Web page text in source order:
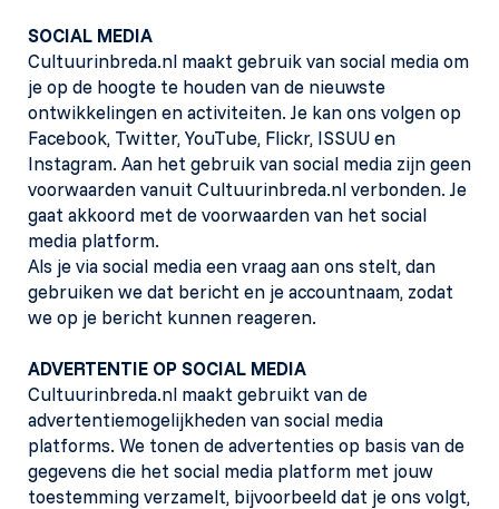
SOCIAL MEDIA
Cultuurinbreda.nl maakt gebruik van social media om
je op de hoogte te houden van de nieuwste
ontwikkelingen en activiteiten. Je kan ons volgen op
Facebook, Twitter, YouTube, Flickr, ISSUU en
Instagram. Aan het gebruik van social media zijn geen
voorwaarden vanuit Cultuurinbreda.nl verbonden. Je
gaat akkoord met de voorwaarden van het social
media platform.
Als je via social media een vraag aan ons stelt, dan
gebruiken we dat bericht en je accountnaam, zodat
we op je bericht kunnen reageren.
ADVERTENTIE OP SOCIAL MEDIA
Cultuurinbreda.nl maakt gebruikt van de
advertentiemogelijkheden van social media
platforms. We tonen de advertenties op basis van de
gegevens die het social media platform met jouw
toestemming verzamelt, bijvoorbeeld dat je ons volgt,